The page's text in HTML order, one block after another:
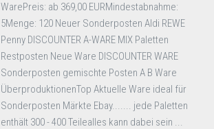
WarePreis: ab 369,00 EURMindestabnahme:
5Menge: 120 Neuer Sonderposten Aldi REWE
Penny DISCOUNTER A-WARE MIX Paletten
Restposten Neue Ware DISCOUNTER WARE
Sonderposten gemischte Posten A B Ware
ÜberproduktionenTop Aktuelle Ware ideal für
Sonderposten Märkte Ebay....... jede Paletten
enthält 300 - 400 Teilealles kann dabei sein ...